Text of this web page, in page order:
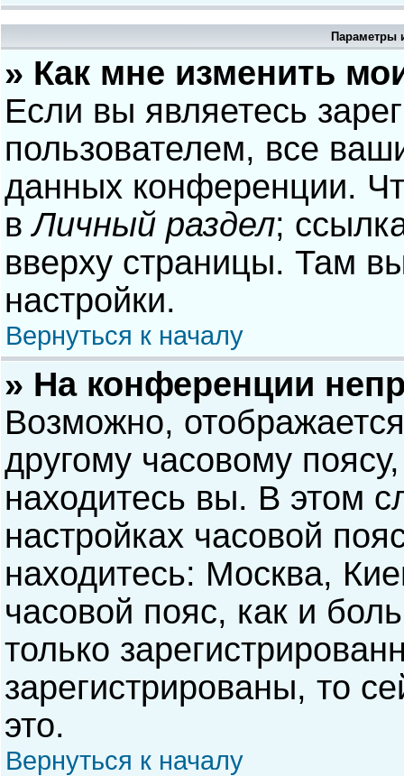
Параметры
» Как мне изменить
Если вы являетесь
пользователем, все
данных конференции.
вЛичный раздел;
вверху страницы. Там
настройки.
Вернуться к началу
» На конференции
Возможно,
другому часовому
находитесь вы. В этом
настройках часовой
находитесь: Москва,
часовой пояс, как и
только
зарегистрированы, то
это.
Вернуться к началу